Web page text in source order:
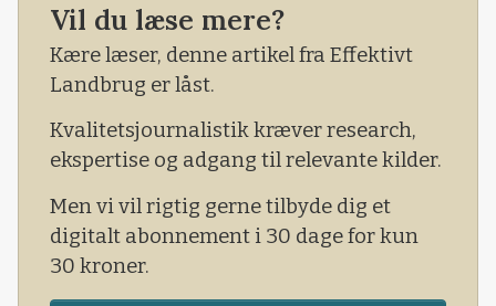
Vil du læse mere?
Kære læser, denne artikel fra Effektivt
Landbrug er låst.
Kvalitetsjournalistik kræver research,
ekspertise og adgang til relevante kilder.
Men vi vil rigtig gerne tilbyde dig et
digitalt abonnement i 30 dage for kun
30 kroner.